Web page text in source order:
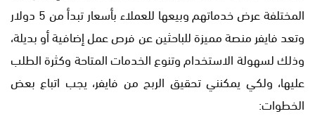
المختلفة عرض خدماتهم وبيعها للعملاء بأسعار تبدأ من 5 دولار
وتعد فايفر منصة مميزة للباحثين عن فرص عمل إضافية أو بديلة،
وذلك لسهولة الاستخدام وتنوع الخدمات المتاحة وكثرة الطلب
عليها، ولكي يمكنني تحقيق الربح من فايفر، يجب اتباع بعض
الخطوات: